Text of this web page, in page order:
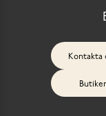
Kontakta
Butiker